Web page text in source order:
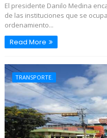
El presidente Danilo Medina
de las instituciones que se
ordenamiento...
Read More
TRANSPORTE.